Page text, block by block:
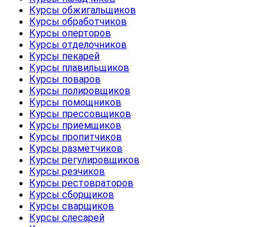
Курсы обжигальщиков
Курсы обработчиков
Курсы оперторов
Курсы отделочников
Курсы пекарей
Курсы плавильщиков
Курсы поваров
Курсы полировщиков
Курсы помощников
Курсы прессовщиков
Курсы приемщиков
Курсы пропитчиков
Курсы разметчиков
Курсы регулировщиков
Курсы резчиков
Курсы рестовраторов
Курсы сборщиков
Курсы сварщиков
Курсы слесарей